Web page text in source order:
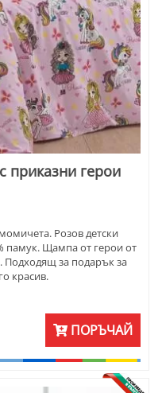
приказни герои
Розов детски
памук. Щампа от герои от
Подходящ за подарък за
красив.
ПОРЪЧАЙ